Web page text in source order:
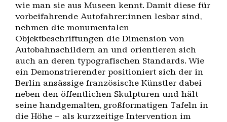
wie man sie aus Museen kennt. Damit diese für
vorbeifahrende Autofahrer:innen lesbar sind,
nehmen die monumentalen
Objektbeschriftungen die Dimension von
Autobahnschildern an und orientieren sich
auch an deren typografischen Standards. Wie
ein Demonstrierender positioniert sich der in
Berlin ansässige französische Künstler dabei
neben den öffentlichen Skulpturen und hält
seine handgemalten, großformatigen Tafeln in
die Höhe – als kurzzeitige Intervention im